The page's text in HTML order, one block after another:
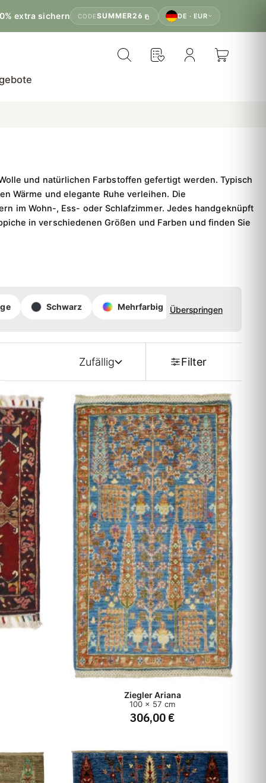
extra sichern CODESUMMER26 DE · EUR
und natürlichen Farbstoffen gefertigt werden.Typisch
Wärme und elegante Ruhe verleihen. Die
im Wohn-, Ess- oder Schlafzimmer. Jedes handgeknüpfte
in verschiedenen Größen und Farben und finden Sie
Schwarz Mehrfarbig Überspringen
Zufällig Filter
Ziegler Ariana
100 x 57 cm
306,00 €